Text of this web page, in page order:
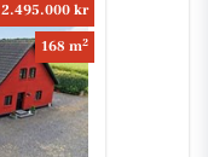
2.495.000 kr
168 m2